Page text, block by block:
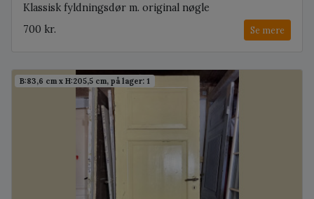
Klassisk fyldningsdør m. original nøgle
700 kr.
Se mere
B:83,6 cm x H:205,5 cm, på lager: 1